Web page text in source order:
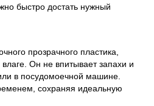
быстро достать нужный
прозрачного пластика,
Он не впитывает запахи и
в посудомоечной машине.
сохраняя идеальную